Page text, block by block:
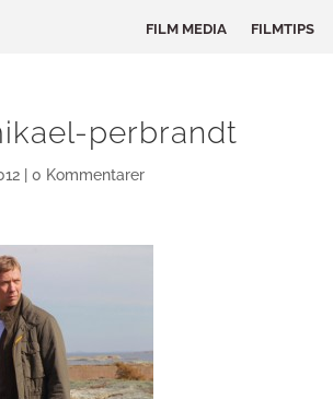
FILM MEDIA FILMTIPS
perbrandt
|0 Kommentarer